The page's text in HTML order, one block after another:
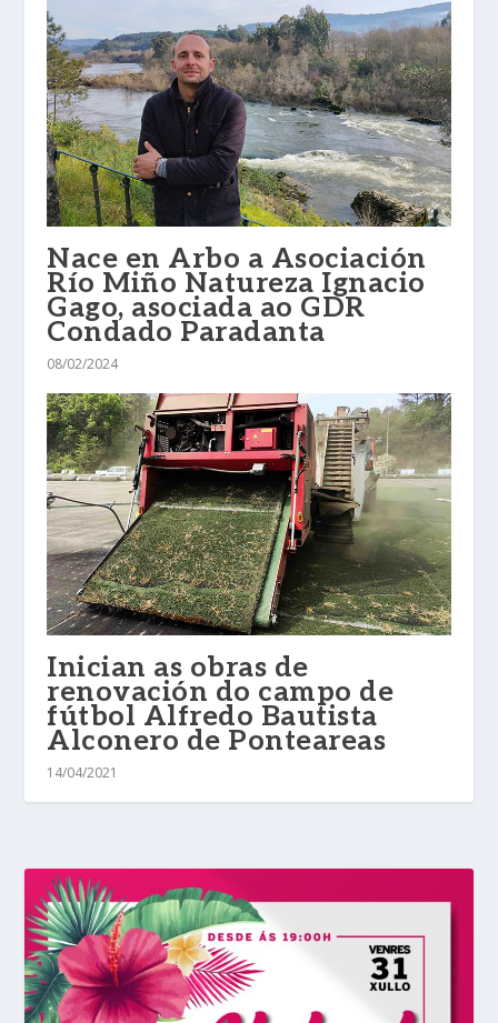
Nace en Arbo a Asociación
Río Miño Natureza Ignacio
Gago, asociada ao GDR
Condado Paradanta
08/02/2024
Inician as obras de
renovación do campo de
fútbol Alfredo Bautista
Alconero de Ponteareas
14/04/2021